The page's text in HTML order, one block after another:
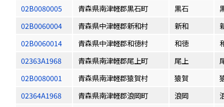
02B0080005
青森県南津軽郡黒石町 黒石
02B0060004
青森県中津軽郡新和村 新和
02B0060014
青森県中津軽郡和徳村 和徳
02363A1968
青森県南津軽郡尾上町 尾上
02B0080001
青森県南津軽郡猿賀村 猿賀
02364A1968
青森県南津軽郡浪岡町 浪岡